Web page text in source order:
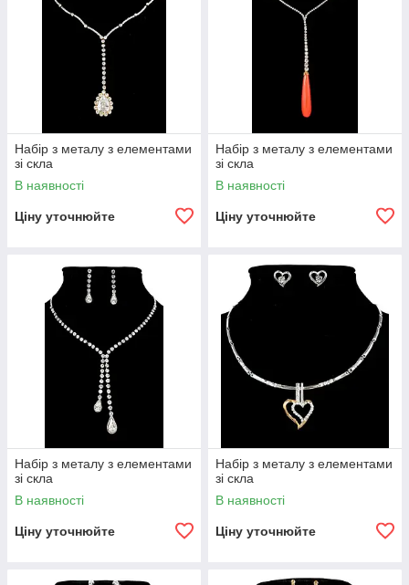
Набір з металу з елементами
зі скла
В наявності
Ціну уточнюйте
Набір з металу з елементами
зі скла
В наявності
Ціну уточнюйте
Набір з металу з елементами
зі скла
В наявності
Ціну уточнюйте
Набір з металу з елементами
зі скла
В наявності
Ціну уточнюйте